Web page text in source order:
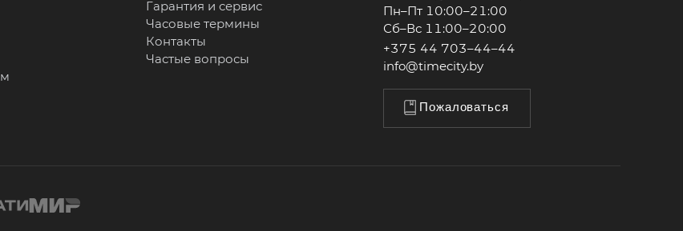
Гарантия и сервис
Часовые термины
Контакты
Частые вопросы
Пн–Пт 10:00–21:00
Сб–Вс 11:00–20:00
+375 44 703–44–44
info@timecity.by
Пожаловаться